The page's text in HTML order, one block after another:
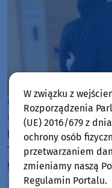
Gmina Stara Kiszewa
środa, 11 marca 2026, 13:22
Podpalił kontenery
Teraz 41- latkowi z
5 lat więzienia
W związku z
Rozporządzenia
(UE) 2016/679 z
ochrony osób
przetwarzaniem
zmieniamy naszą
Regulamin Portalu.